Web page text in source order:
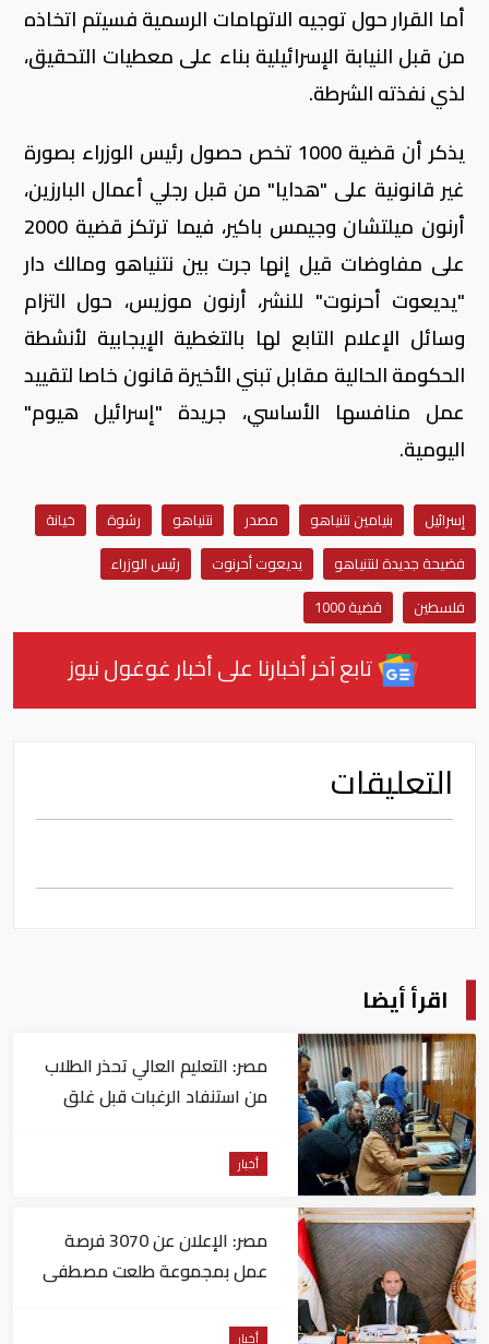
أما القرار حول توجيه الاتهامات الرسمية فسيتم اتخاذه
من قبل النيابة الإسرائيلية بناء على معطيات التحقيق،
لذي نفذته الشرطة.
يذكر أن قضية 1000 تخص حصول رئيس الوزراء بصورة
غير قانونية على "هدايا" من قبل رجلي أعمال البارزين،
أرنون ميلتشان وجيمس باكير، فيما ترتكز قضية 2000
على مفاوضات قيل إنها جرت بين نتنياهو ومالك دار
"يديعوت أحرنوت" للنشر، أرنون موزيس، حول التزام
وسائل الإعلام التابع لها بالتغطية الإيجابية لأنشطة
الحكومة الحالية مقابل تبني الأخيرة قانون خاصا لتقييد
عمل منافسها الأساسي، جريدة "إسرائيل هيوم"
اليومية.
إسرائيل بنيامين نتنياهو مصدر نتنياهو رشوة
خيانة
فضيحة جديدة لنتنياهو
يديعوت أحرنوت
رئيس الوزراء
فلسطين
قضية 1000
تابع آخر أخبارنا على أخبار غوغول نيوز
التعليقات
اقرأ أيضا
مصر: التعليم العالي تحذر الطلاب
من استنفاد الرغبات قبل غلق
أخبار
مصر: الإعلان عن 3070 فرصة
عمل بمجموعة طلعت مصطفى
أخبار